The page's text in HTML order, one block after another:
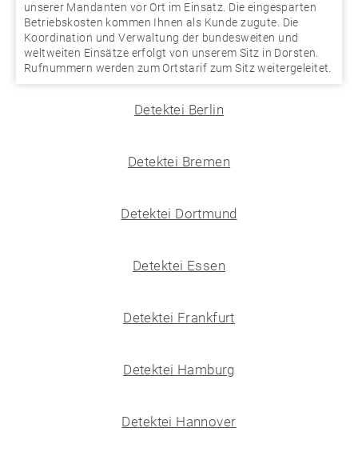
unserer Mandanten vor Ort im Einsatz. Die eingesparten
Betriebskosten kommen Ihnen als Kunde zugute. Die
Koordination und Verwaltung der bundesweiten und
weltweiten Einsätze erfolgt von unserem Sitz in Dorsten.
Rufnummern werden zum Ortstarif zum Sitz weitergeleitet.
Detektei Berlin
Detektei Bremen
Detektei Dortmund
Detektei Essen
Detektei Frankfurt
Detektei Hamburg
Detektei Hannover